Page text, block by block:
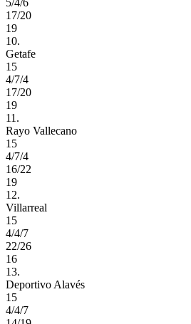
17/20
19
10.
Getafe
15
4/7/4
17/20
19
11.
Rayo Vallecano
15
4/7/4
16/22
19
12.
Villarreal
15
4/4/7
22/26
16
13.
Deportivo Alavés
15
4/4/7